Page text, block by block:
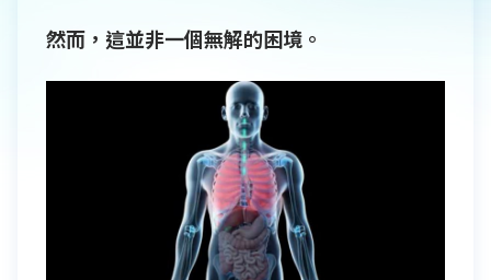
然而，這並非一個無解的困境。